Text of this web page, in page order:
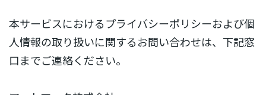
本サービスにおけるプライバシーポリシーおよび個
人情報の取り扱いに関するお問い合わせは、下記窓
口までご連絡ください。